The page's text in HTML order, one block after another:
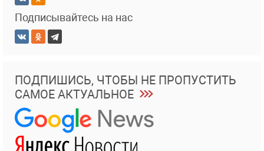
Подписывайтесь на нас
ПОДПИШИСЬ, ЧТОБЫ НЕ ПРОПУСТИТЬ
САМОЕ АКТУАЛЬНОЕ